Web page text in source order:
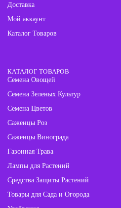
Доставка
Мой аккаунт
Каталог Товаров
КАТАЛОГ ТОВАРОВ
Семена Овощей
Семена Зеленых Культур
Семена Цветов
Саженцы Роз
Саженцы Винограда
Газонная Трава
Лампы для Растений
Средства Защиты Растений
Товары для Сада и Огорода